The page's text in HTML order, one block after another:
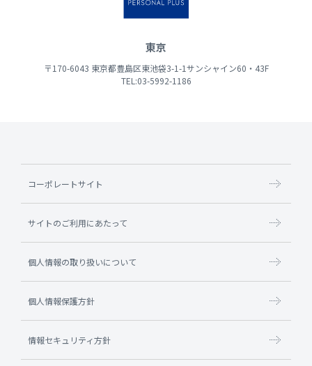
東京
〒170-6043 東京都豊島区東池袋3-1-1サンシャイン60・43F
TEL:03-5992-1186
コーポレートサイト
サイトのご利用にあたって
個人情報の取り扱いについて
個人情報保護方針
情報セキュリティ方針